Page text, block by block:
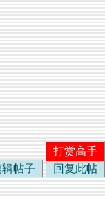
打赏高手
帖子 回复此帖